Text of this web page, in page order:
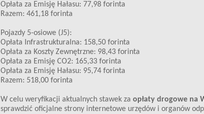
Opłata za Emisję Hałasu: 77,98 forinta
Razem: 461,18 forinta
Pojazdy 5-osiowe (J5):
Opłata Infrastrukturalna: 158,50 forinta
Opłata za Koszty Zewnętrzne: 98,43 forinta
Opłata za Emisję CO2: 165,33 forinta
Opłata za Emisję Hałasu: 95,74 forinta
Razem: 518,00 forinta
W celu weryfikacji aktualnych stawek za opłaty drogowe na
sprawdzić oficjalne strony internetowe urzędów i organów